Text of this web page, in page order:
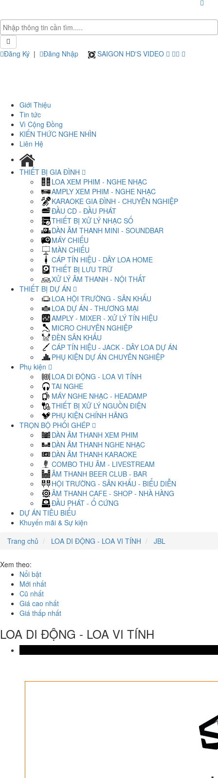
Đăng Ký | Đăng Nhập SAIGON HD'S VIDEO
Giới Thiệu
Tin tức
Vì Cộng Đồng
KIẾN THỨC NGHE NHÌN
Liên Hệ
THIẾT BỊ GIA ĐÌNH
LOA XEM PHIM - NGHE NHẠC
AMPLY XEM PHIM - NGHE NHẠC
KARAOKE GIA ĐÌNH - CHUYÊN NGHIỆP
ĐẦU CD - ĐẦU PHÁT
THIẾT BỊ XỬ LÝ NHẠC SỐ
DÀN ÂM THANH MINI - SOUNDBAR
MÁY CHIẾU
MÀN CHIẾU
CÁP TÍN HIỆU - DÂY LOA HOME
THIẾT BỊ LƯU TRỮ
XỬ LÝ ÂM THANH - NỘI THẤT
THIẾT BỊ DỰ ÁN
LOA HỘI TRƯỜNG - SÂN KHẤU
LOA DỰ ÁN - THƯƠNG MẠI
AMPLY - MIXER - XỬ LÝ TÍN HIỆU
MICRO CHUYÊN NGHIỆP
ĐÈN SÂN KHẤU
CÁP TÍN HIỆU - JACK - DÂY LOA DỰ ÁN
PHỤ KIỆN DỰ ÁN CHUYÊN NGHIỆP
Phụ kiện
LOA DI ĐỘNG - LOA VI TÍNH
TAI NGHE
MÁY NGHE NHẠC - HEADAMP
THIẾT BỊ XỬ LÝ NGUỒN ĐIỆN
PHỤ KIỆN CHÍNH HÃNG
TRỌN BỘ PHỐI GHÉP
DÀN ÂM THANH XEM PHIM
DÀN ÂM THANH NGHE NHẠC
DÀN ÂM THANH KARAOKE
COMBO THU ÂM - LIVESTREAM
ÂM THANH BEER CLUB - BAR
HỘI TRƯỜNG - SÂN KHẤU - BIỂU DIỄN
ÂM THANH CAFE - SHOP - NHÀ HÀNG
ĐẦU PHÁT - Ổ CỨNG
DỰ ÁN TIÊU BIỂU
Khuyến mãi & Sự kiện
Trang chủ
LOA DI ĐỘNG - LOA VI TÍNH JBL
Xem theo:
Nổi bật
Mới nhất
Cũ nhất
Giá cao nhất
Giá thấp nhất
LOA DI ĐỘNG - LOA VI TÍNH